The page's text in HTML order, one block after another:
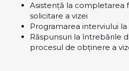
Asistență la completarea
solicitare a vizei
Programarea interviului
Răspunsuri la întrebările
procesul de obținere a